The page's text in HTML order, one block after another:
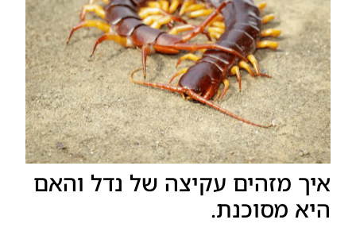
איך מזהים עקיצה של נדל והאם
היא מסוכנת.